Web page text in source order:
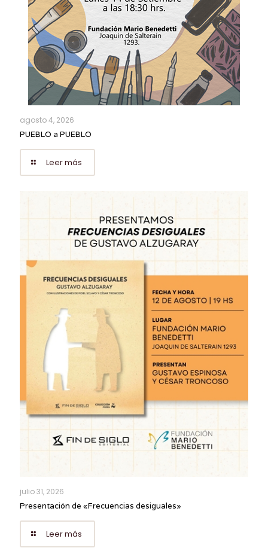
agosto 4, 2026
PUEBLO a PUEBLO
Leer más
julio 31, 2026
Presentación de «Frecuencias desiguales»
Leer más